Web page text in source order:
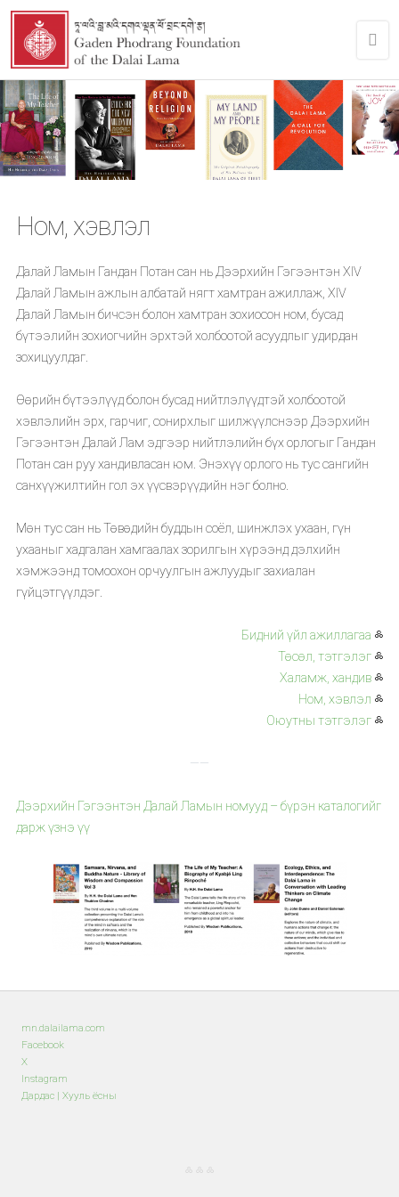
Ном, хэвлэл
Далай Ламын Гандан Потан сан нь Дээрхийн Гэгээнтэн XIV
Далай Ламын ажлын албатай нягт хамтран ажиллаж, XIV
Далай Ламын бичсэн болон хамтран зохиосон ном, бусад
бүтээлийн зохиогчийн эрхтэй холбоотой асуудлыг удирдан
зохицуулдаг.
Өөрийн бүтээлүүд болон бусад нийтлэлүүдтэй холбоотой
хэвлэлийн эрх, гарчиг, сонирхлыг шилжүүлснээр Дээрхийн
Гэгээнтэн Далай Лам эдгээр нийтлэлийн бүх орлогыг Гандан
Потан сан руу хандивласан юм. Энэхүү орлого нь тус сангийн
санхүүжилтийн гол эх үүсвэрүүдийн нэг болно.
Мөн тус сан нь Төвөдийн буддын соёл, шинжлэх ухаан, гүн
ухааныг хадгалан хамгаалах зорилгын хүрээнд дэлхийн
хэмжээнд томоохон орчуулгын ажлуудыг захиалан
гүйцэтгүүлдэг.
Бидний үйл ажиллагаа ༜
Төсөл, тэтгэлэг ༜
Халамж, хандив ༜
Ном, хэвлэл ༜
Оюутны тэтгэлэг ༜
——
Дээрхийн Гэгээнтэн Далай Ламын номууд – бүрэн каталогийг
дарж үзнэ үү
mn.dalailama.com
Facebook
X
Instagram
Дардас | Хууль ёсны
༜ ༜ ༜